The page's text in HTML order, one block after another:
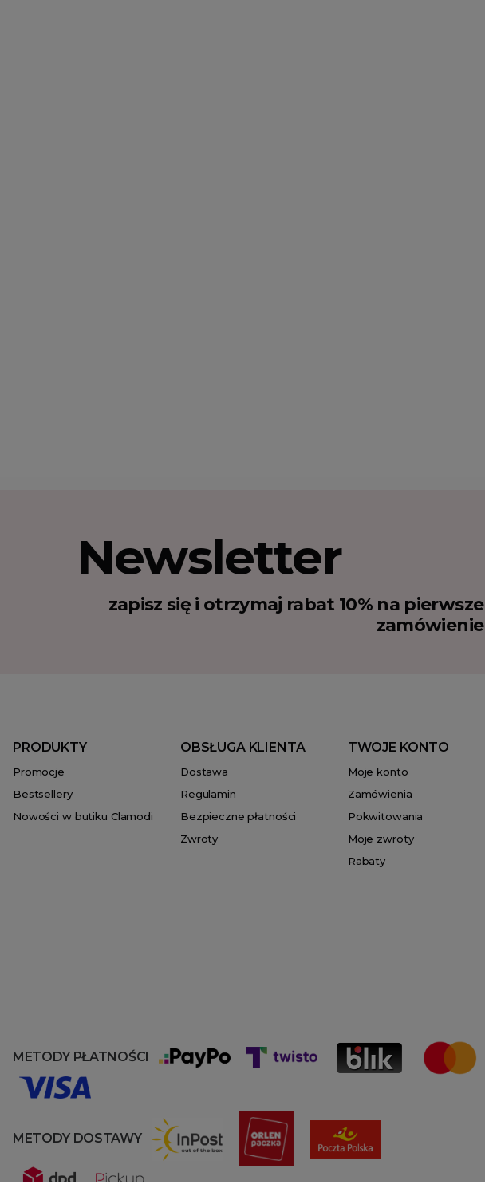
Newsletter
zapisz się i otrzymaj rabat 10% na pierwsze
zamówienie
PRODUKTY
Promocje
Bestsellery
Nowości w butiku Clamodi
OBSŁUGA KLIENTA
Dostawa
Regulamin
Bezpieczne płatności
Zwroty
TWOJE KONTO
Moje konto
Zamówienia
Pokwitowania
Moje zwroty
Rabaty
METODY PŁATNOŚCI
METODY DOSTAWY